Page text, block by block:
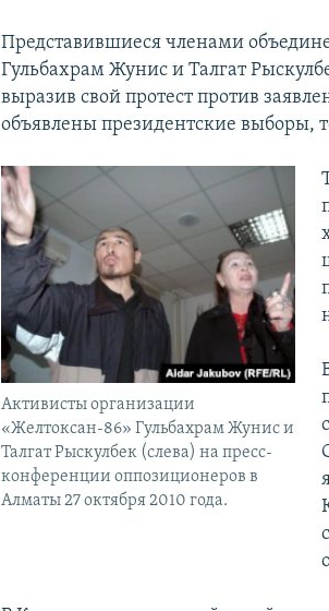
Представившиеся членами
Гульбахрам Жунис и Талгат
выразив свой протест против
объявлены президентские выборы,
Активисты организации
«Желтоксан-86» Гульбахрам Жунис и
Талгат Рыскулбек (слева) на пресс-
конференции оппозиционеров в
Алматы 27 октября 2010 года.